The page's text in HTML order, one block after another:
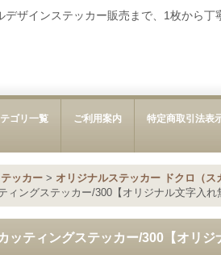
ザインステッカー販売まで、1枚から丁
ゴリ一覧 ご利用案内 特定商取引法表
ッカー > オリジナルステッカー ドクロ（ス
ィングステッカー/300【オリジナル文字入れ
ッティングステッカー/300【オリジ